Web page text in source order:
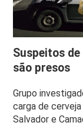
Suspeitos
são presos
Grupo
carga de
Salvador e